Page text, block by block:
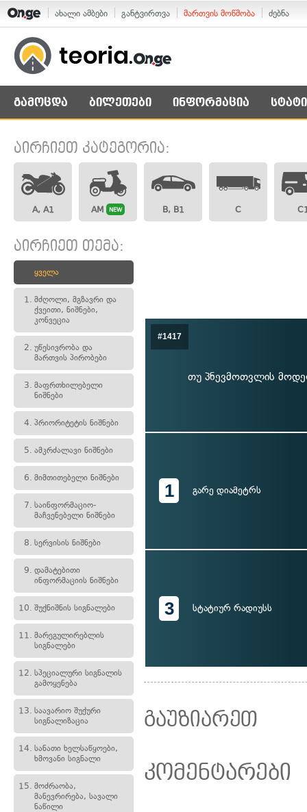
ახალი ამბები განტვირთვა მართვის მოწმობა ძებნა
გამოცდა ბილეთები ინფორმაცია
აირჩიეთ კატეგორია:
A, A1 AM NEW B, B1 C
აირჩიეთ თემა:
ყველა
1. მძღოლი, მგზავრი და
ქვეითი, ნიშნები,
კონვეცია
2. უწესივრობა და
მართვის პირობები
3. მაფრთხილებელი
ნიშნები
4. პრიორიტეტის ნიშნები
5. ამკრძალავი ნიშნები
6. მიმთითებელი ნიშნები
7. საინფორმაციო-
მაჩვენებელი ნიშნები
8. სერვისის ნიშნები
9. დამატებითი
ინფორმაციის ნიშნები
10. შუქნიშნის სიგნალები
11. მარეგულირებლის
სიგნალები
12. სპეციალური სიგნალის
გამოყენება
13. საავარიო შუქური
სიგნალიზაცია
14. სანათი ხელსაწყოები,
ხმოვანი სიგნალი
15. მოძრაობა,
მანევრირება, სავალი
ნაწილი
#1417
თუ პნევმოთვლის
1 გარე დიამეტრს
3 სტატიურ რადიუსს
გაუზიარეთ
კომენტარები